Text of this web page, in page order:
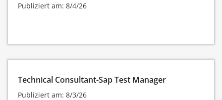
Publiziert am: 8/4/26
Technical Consultant-Sap Test Manager
Publiziert am: 8/3/26